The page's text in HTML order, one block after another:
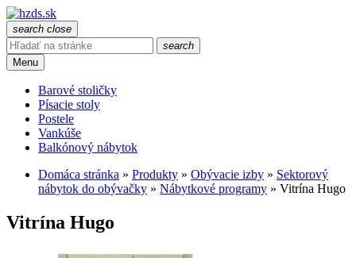
search close
search
Menu
Barové stoličky
Písacie stoly
Postele
Vankúše
Balkónový nábytok
Domáca stránka » Produkty » Obývacie izby » Sektorový
nábytok do obývačky » Nábytkové programy » Vitrína Hugo
Vitrína Hugo